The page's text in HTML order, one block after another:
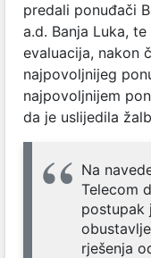
predali ponuđači
a.d. Banja Luka,
evaluacija, nakon
najpovoljnijeg
najpovoljnijem
da je uslijedila
Na
Telecom
postupak
rješenja